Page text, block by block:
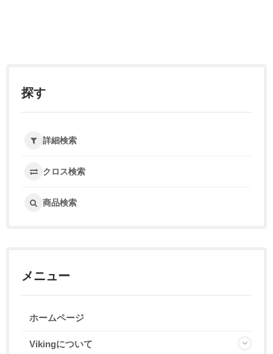
探す
詳細検索
クロス検索
商品検索
メニュー
ホームページ
Vikingについて